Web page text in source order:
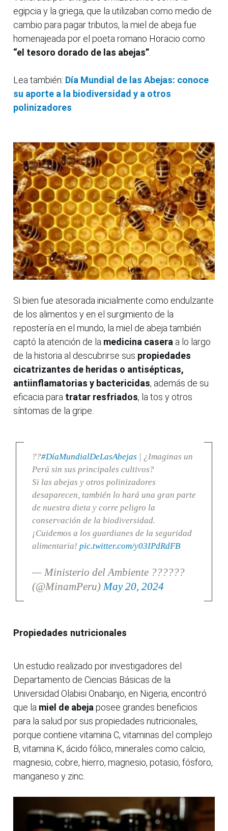
egipcia y la griega, que la utilizaban como medio de
cambio para pagar tributos, la miel de abeja fue
homenajeada por el poeta romano Horacio como
“el tesoro dorado de las abejas”
Lea también: Día Mundial de las Abejas: conoce
su aporte a la biodiversidad y a otros
polinizadores
Si bien fue atesorada inicialmente como endulzante
de los alimentos y en el surgimiento de la
repostería en el mundo, la miel de abeja también
captó la atención de la medicina casera a lo largo
de la historia al descubrirse sus propiedades
cicatrizantes de heridas o antisépticas,
antiinflamatorias y bactericidas, además de su
eficacia para tratar resfriados, la tos y otros
síntomas de la gripe.
??#DíaMundialDeLasAbejas | ¿Imaginas un
Perú sin sus principales cultivos?
Si las abejas y otros polinizadores
desaparecen, también lo hará una gran parte
de nuestra dieta y corre peligro la
conservación de la biodiversidad.
¡Cuidemos a los guardianes de la seguridad
alimentaria! pic.twitter.com/y03IPdRdFB
— Ministerio del Ambiente ??????
(@MinamPeru) May 20, 2024
Propiedades nutricionales
Un estudio realizado por investigadores del
Departamento de Ciencias Básicas de la
Universidad Olabisi Onabanjo, en Nigeria, encontró
que la miel de abejaposee grandes beneficios
para la salud por sus propiedades nutricionales,
porque contiene vitamina C, vitaminas del complejo
B, vitamina K, ácido fólico, minerales como calcio,
magnesio, cobre, hierro, magnesio, potasio, fósforo,
manganeso y zinc.